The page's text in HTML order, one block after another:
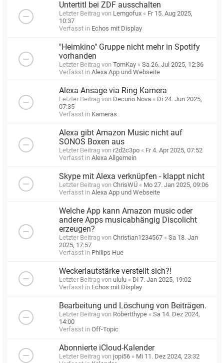
Untertitl bei ZDF ausschalten
Letzter Beitrag von Lemgofux « Fr 15. Aug 2025,
10:37
Verfasst in Echos mit Display
"Heimkino" Gruppe nicht mehr in Spotify
vorhanden
Letzter Beitrag von TomKay « Sa 26. Jul 2025, 12:36
Verfasst in Alexa App und Webseite
Alexa Ansage via Ring Kamera
Letzter Beitrag von Decurio Nova « Di 24. Jun 2025,
07:35
Verfasst in Kameras
Alexa gibt Amazon Music nicht auf
SONOS Boxen aus
Letzter Beitrag von r2d2c3po « Fr 4. Apr 2025, 07:52
Verfasst in Alexa Allgemein
Skype mit Alexa verknüpfen - klappt nicht
Letzter Beitrag von ChrisWÜ « Mo 27. Jan 2025, 09:06
Verfasst in Alexa App und Webseite
Welche App kann Amazon music oder
andere Apps musicabhängig Discolicht
erzeugen?
Letzter Beitrag von Christian1234567 « Sa 18. Jan
2025, 17:57
Verfasst in Philips Hue
Weckerlautstärke verstellt sich?!
Letzter Beitrag von ululu « Di 7. Jan 2025, 19:02
Verfasst in Echos mit Display
Bearbeitung und Löschung von Beiträgen.
Letzter Beitrag von Robertthype « Sa 14. Dez 2024,
14:00
Verfasst in Off-Topic
Abonnierte iCloud-Kalender
Letzter Beitrag von jopi56 « Mi 11. Dez 2024, 23:32